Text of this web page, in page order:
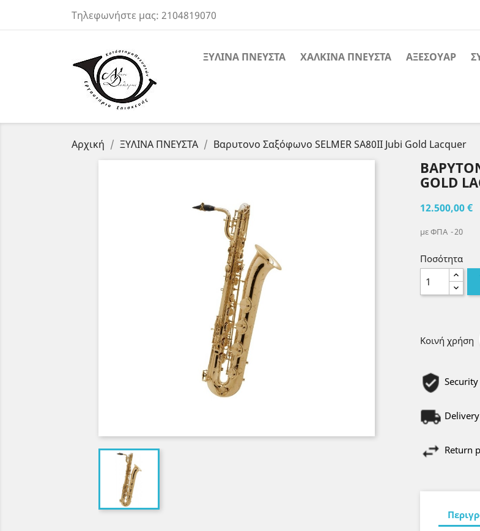
Τηλεφωνήστε μας: 2104819070
ΞΥΛΙΝΑ ΠΝΕΥΣΤΑ ΧΑΛΚΙΝΑ ΠΝΕΥΣΤΑ ΑΞΕΣΟΥΑΡ
Αρχική ΞΥΛΙΝΑ ΠΝΕΥΣΤΑ Βαρυτονο Σαξόφωνο SELMER SA80II Jubi Gold Lacquer
GOLD
12.500,00 €
με ΦΠΑ 20
Ποσότητα
Κοινή χρήση
Return